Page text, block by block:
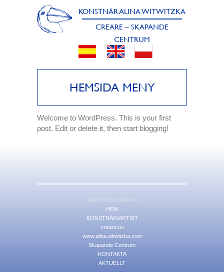
KONSTNÄR ALINA WITWITZKA
CREARE – SKAPANDE
CENTRUM
HEMSIDA MENY
Welcome to WordPress. This is your first
post. Edit or delete it, then start blogging!
SIDESORIENTERING:
HEM
KONSTNÄR/ARTIST
creare.nu
www.alina.witwitzka.com
Skapande Centrum
KONTAKTA
AKTUELLT